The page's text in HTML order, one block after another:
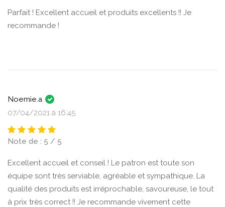
Parfait ! Excellent accueil et produits excellents !! Je
recommande !
Noemie.a
07/04/2021 à 16:45
Note de : 5 / 5
Excellent accueil et conseil ! Le patron est toute son
équipe sont très serviable, agréable et sympathique. La
qualité des produits est irréprochable, savoureuse, le tout
à prix très correct !! Je recommande vivement cette